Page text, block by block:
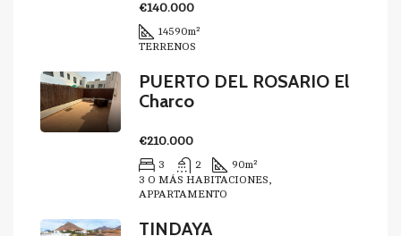
€140.000
14590m²
TERRENOS
PUERTO DEL ROSARIO El
Charco
€210.000
3 2 90m²
3 O MÁS HABITACIONES,
APPARTAMENTO
TINDAYA